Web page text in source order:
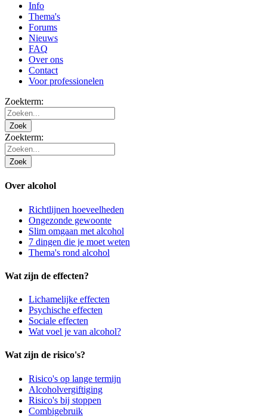
Info
Thema's
Forums
Nieuws
FAQ
Over ons
Contact
Voor professionelen
Zoekterm:
Zoek
Zoekterm:
Zoek
Over alcohol
Richtlijnen hoeveelheden
Ongezonde gewoonte
Slim omgaan met alcohol
7 dingen die je moet weten
Thema's rond alcohol
Wat zijn de effecten?
Lichamelijke effecten
Psychische effecten
Sociale effecten
Wat voel je van alcohol?
Wat zijn de risico's?
Risico's op lange termijn
Alcoholvergiftiging
Risico's bij stoppen
Combigebruik